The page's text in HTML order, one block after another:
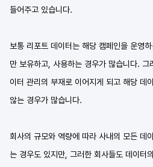
들어주고 있습니다.
보통 리포트 데이터는 해당 캠페인을 운영
만 보유하고, 사용하는 경우가 많습니다. 그
이터 관리의 부재로 이어지게 되고 해당 데
않는 경우가 많습니다.
회사의 규모와 역량에 따라 사내의 모든 데
는 경우도 있지만, 그러한 회사들도 데이터